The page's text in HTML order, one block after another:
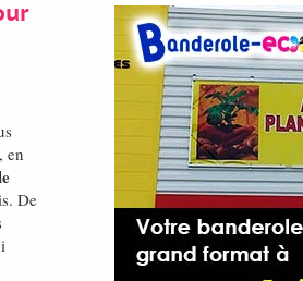
en
De